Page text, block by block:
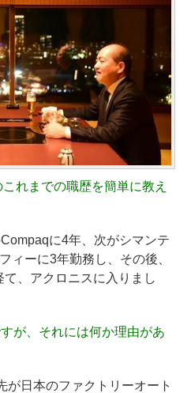
れまでの職歴を簡単に教え
に4年、次がシマンテ
ィーに3年勤務し、その後、
、アクロニスに入りまし
が、それには何か理由があ
が日本のファクトリーオート